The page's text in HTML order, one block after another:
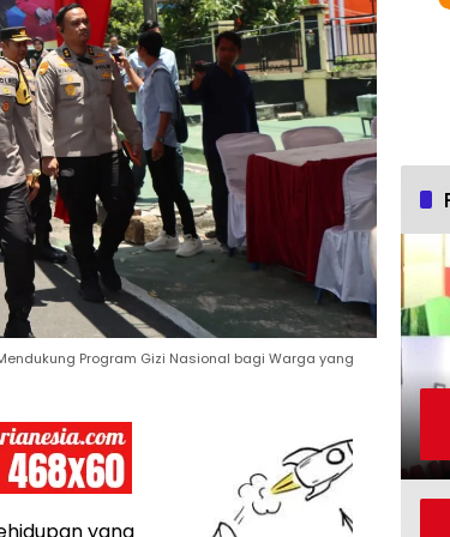
Program Gizi Nasional bagi Warga yang
yang